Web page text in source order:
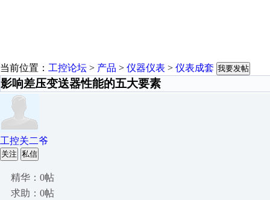
当前位置： 工控论坛 > 产品 > 仪器仪表 > 仪表成套 我要发帖
影响差压变送器性能的五大要素
工控关二爷
关注 私信
精华：0帖
求助：0帖